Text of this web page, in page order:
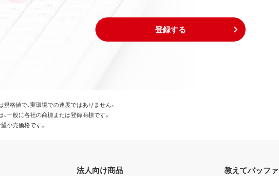
登録する
格値で、実環境での速度ではありません。
一般に各社の商標または登録商標です。
小売価格です。
法人向け商品 教えてバッフ